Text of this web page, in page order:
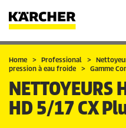
Panier
Mes Favoris
Home Professional
pression à eau froide
Gamme
NETTOYEURS
HD 5/17 CX